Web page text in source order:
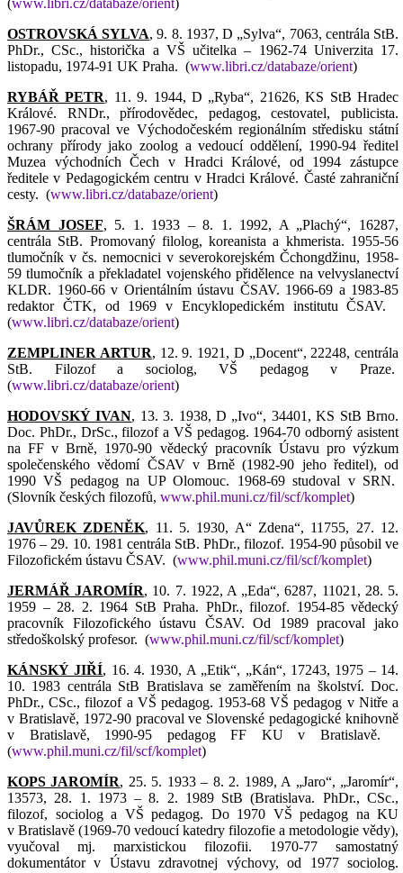
(www.libri.cz/databaze/orient)
OSTROVSKÁ SYLVA, 9. 8. 1937, D „Sylva“, 7063, centrála StB.
PhDr., CSc., historička a VŠ učitelka – 1962-74 Univerzita 17.
listopadu, 1974-91 UK Praha. (www.libri.cz/databaze/orient)
RYBÁŘ PETR, 11. 9. 1944, D „Ryba“, 21626, KS StB Hradec
Králové. RNDr., přírodovědec, pedagog, cestovatel, publicista.
1967-90 pracoval ve Východočeském regionálním středisku státní
ochrany přírody jako zoolog a vedoucí oddělení, 1990-94 ředitel
Muzea východních Čech v Hradci Králové, od 1994 zástupce
ředitele v Pedagogickém centru v Hradci Králové. Časté zahraniční
cesty. (www.libri.cz/databaze/orient)
ŠRÁM JOSEF, 5. 1. 1933 – 8. 1. 1992, A „Plachý“, 16287,
centrála StB. Promovaný filolog, koreanista a khmerista. 1955-56
tlumočník v čs. nemocnici v severokorejském Čchongdžinu, 1958-
59 tlumočník a překladatel vojenského přidělence na velvyslanectví
KLDR. 1960-66 v Orientálním ústavu ČSAV. 1966-69 a 1983-85
redaktor ČTK, od 1969 v Encyklopedickém institutu ČSAV.
(www.libri.cz/databaze/orient)
ZEMPLINER ARTUR, 12. 9. 1921, D „Docent“, 22248, centrála
StB. Filozof a sociolog, VŠ pedagog v Praze.
(www.libri.cz/databaze/orient)
HODOVSKÝ IVAN, 13. 3. 1938, D „Ivo“, 34401, KS StB Brno.
Doc. PhDr., DrSc., filozof a VŠ pedagog. 1964-70 odborný asistent
na FF v Brně, 1970-90 vědecký pracovník Ústavu pro výzkum
společenského vědomí ČSAV v Brně (1982-90 jeho ředitel), od
1990 VŠ pedagog na UP Olomouc. 1968-69 studoval v SRN.
(Slovník českých filozofů, www.phil.muni.cz/fil/scf/komplet)
JAVŮREK ZDENĚK, 11. 5. 1930, A“ Zdena“, 11755, 27. 12.
1976 – 29. 10. 1981 centrála StB. PhDr., filozof. 1954-90 působil ve
Filozofickém ústavu ČSAV. (www.phil.muni.cz/fil/scf/komplet)
JERMÁŘ JAROMÍR, 10. 7. 1922, A „Eda“, 6287, 11021, 28. 5.
1959 – 28. 2. 1964 StB Praha. PhDr., filozof. 1954-85 vědecký
pracovník Filozofického ústavu ČSAV. Od 1989 pracoval jako
středoškolský profesor. (www.phil.muni.cz/fil/scf/komplet)
KÁNSKÝ JIŘÍ, 16. 4. 1930, A „Etik“, „Kán“, 17243, 1975 – 14.
10. 1983 centrála StB Bratislava se zaměřením na školství. Doc.
PhDr., CSc., filozof a VŠ pedagog. 1953-68 VŠ pedagog v Nitře a
v Bratislavě, 1972-90 pracoval ve Slovenské pedagogické knihovně
v Bratislavě, 1990-95 pedagog FF KU v Bratislavě.
(www.phil.muni.cz/fil/scf/komplet)
KOPS JAROMÍR, 25. 5. 1933 – 8. 2. 1989, A „Jaro“, „Jaromír“,
13573, 28. 1. 1973 – 8. 2. 1989 StB (Bratislava. PhDr., CSc.,
filozof, sociolog a VŠ pedagog. Do 1970 VŠ pedagog na KU
v Bratislavě (1969-70 vedoucí katedry filozofie a metodologie vědy),
vyučoval mj. marxistickou filozofii. 1970-77 samostatný
dokumentátor v Ústavu zdravotnej výchovy, od 1977 sociolog.